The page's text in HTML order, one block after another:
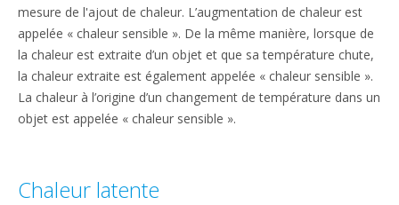
mesure de l'ajout de chaleur. L’augmentation de chaleur est
appelée « chaleur sensible ». De la même manière, lorsque de
la chaleur est extraite d’un objet et que sa température chute,
la chaleur extraite est également appelée « chaleur sensible ».
La chaleur à l’origine d’un changement de température dans un
objet est appelée « chaleur sensible ».
Chaleur latente